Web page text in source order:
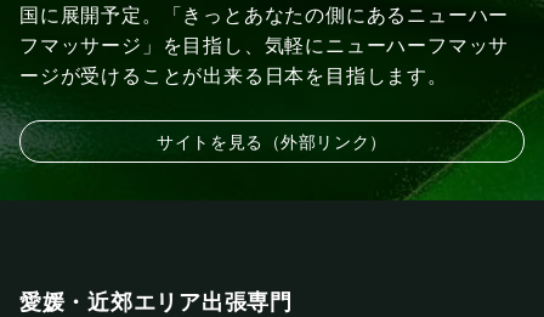
国に展開予定。「きっとあなたの側にあるニューハー
フマッサージ」を目指し、気軽にニューハーフマッサ
ージが受けることが出来る日本を目指します。
サイトを見る（外部リンク）
愛媛・近郊エリア出張専門